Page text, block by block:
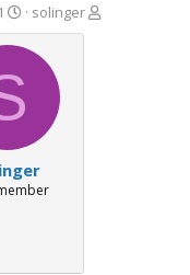
פ
ו
solinger
פ
ו
ס
ר
י